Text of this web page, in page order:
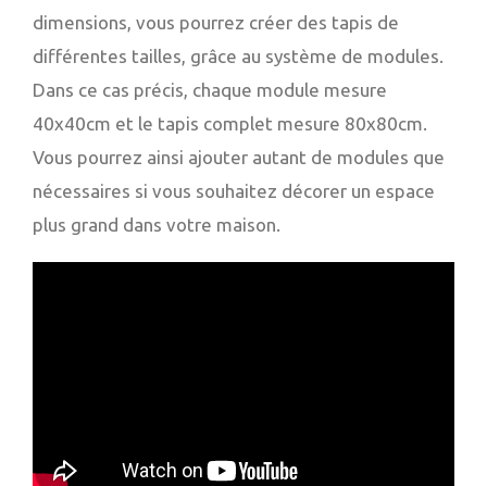
dimensions, vous pourrez créer des tapis de
différentes tailles, grâce au système de modules.
Dans ce cas précis, chaque module mesure
40x40cm et le tapis complet mesure 80x80cm.
Vous pourrez ainsi ajouter autant de modules que
nécessaires si vous souhaitez décorer un espace
plus grand dans votre maison.